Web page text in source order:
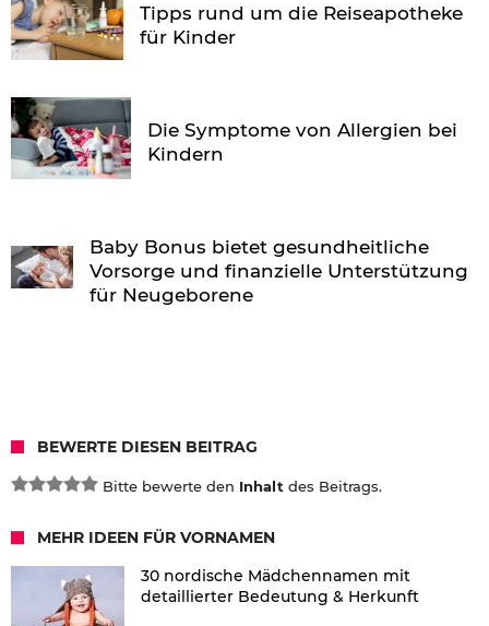
Tipps rund um die Reiseapotheke
für Kinder
Die Symptome von Allergien bei
Kindern
Baby Bonus bietet gesundheitliche
Vorsorge und finanzielle Unterstützung
für Neugeborene
BEWERTE DIESEN BEITRAG
Bitte bewerte den Inhalt des Beitrags.
MEHR IDEEN FÜR VORNAMEN
30 nordische Mädchennamen mit
detaillierter Bedeutung & Herkunft